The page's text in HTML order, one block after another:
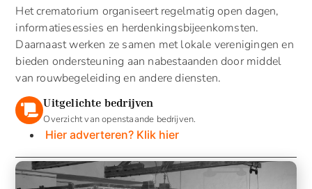
Het crematorium organiseert regelmatig open dagen,
informatiesessies en herdenkingsbijeenkomsten.
Daarnaast werken ze samen met lokale verenigingen en
bieden ondersteuning aan nabestaanden door middel
van rouwbegeleiding en andere diensten.
Uitgelichte bedrijven
Overzicht van openstaande bedrijven.
Hier adverteren? Klik hier